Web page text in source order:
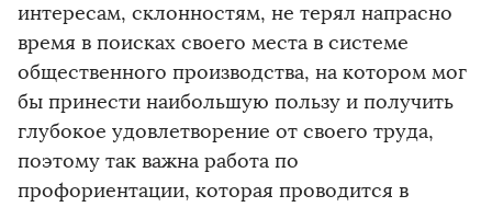
интересам, склонностям, не терял напрасно
время в поисках своего места в системе
общественного производства, на котором мог
бы принести наибольшую пользу и получить
глубокое удовлетворение от своего труда,
поэтому так важна работа по
профориентации, которая проводится в